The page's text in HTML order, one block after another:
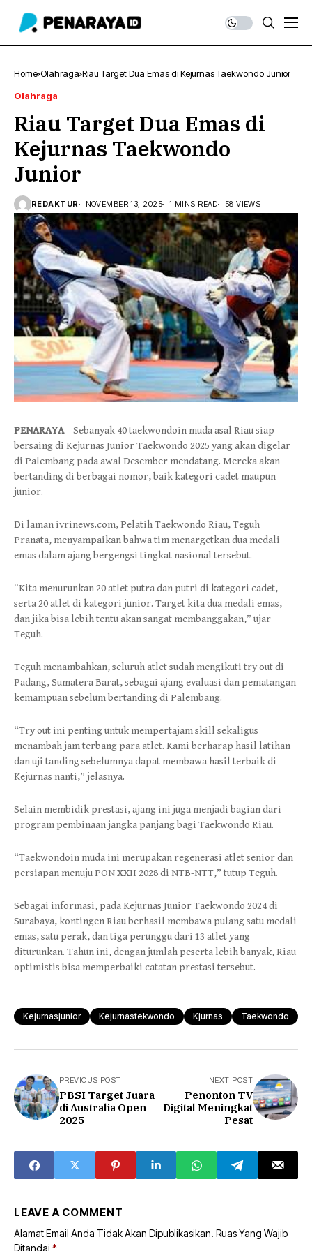
Home Olahraga Riau Target Dua Emas di Kejurnas Taekwondo Junior
Olahraga
Riau Target Dua Emas di
Kejurnas Taekwondo
Junior
REDAKTUR NOVEMBER 13, 2025 1 MINS READ 58 VIEWS
PENARAYA– Sebanyak 40 taekwondoin muda asal Riau siap
bersaing di Kejurnas Junior Taekwondo 2025 yang akan digelar
di Palembang pada awal Desember mendatang. Mereka akan
bertanding di berbagai nomor, baik kategori cadet maupun
junior.
Di laman ivrinews.com, Pelatih Taekwondo Riau, Teguh
Pranata, menyampaikan bahwa tim menargetkan dua medali
emas dalam ajang bergengsi tingkat nasional tersebut.
“Kita menurunkan 20 atlet putra dan putri di kategori cadet,
serta 20 atlet di kategori junior. Target kita dua medali emas,
dan jika bisa lebih tentu akan sangat membanggakan,” ujar
Teguh.
Teguh menambahkan, seluruh atlet sudah mengikuti try out di
Padang, Sumatera Barat, sebagai ajang evaluasi dan pematangan
kemampuan sebelum bertanding di Palembang.
“Try out ini penting untuk mempertajam skill sekaligus
menambah jam terbang para atlet. Kami berharap hasil latihan
dan uji tanding sebelumnya dapat membawa hasil terbaik di
Kejurnas nanti,” jelasnya.
Selain membidik prestasi, ajang ini juga menjadi bagian dari
program pembinaan jangka panjang bagi Taekwondo Riau.
“Taekwondoin muda ini merupakan regenerasi atlet senior dan
persiapan menuju PON XXII 2028 di NTB-NTT,” tutup Teguh.
Sebagai informasi, pada Kejurnas Junior Taekwondo 2024 di
Surabaya, kontingen Riau berhasil membawa pulang satu medali
emas, satu perak, dan tiga perunggu dari 13 atlet yang
diturunkan. Tahun ini, dengan jumlah peserta lebih banyak, Riau
optimistis bisa memperbaiki catatan prestasi tersebut.
Kejurnasjunior Kejurnastekwondo Kjurnas Taekwondo
PREVIOUS POST
PBSI Target Juara
di Australia Open
2025
NEXT POST
Penonton TV
Digital Meningkat
Pesat
LEAVE A COMMENT
Alamat Email Anda Tidak Akan Dipublikasikan. Ruas Yang Wajib
Ditandai *